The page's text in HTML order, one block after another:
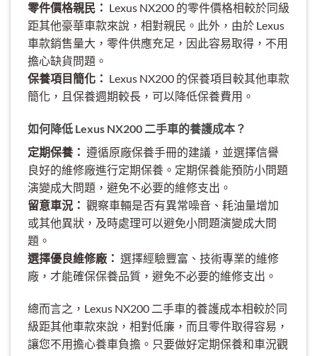
零件價格親民： Lexus NX200 的零件價格相較於同級
距其他豪華車款來說，相對親民。此外，由於 Lexus
車款銷售量大，零件供應充足，因此容易取得，不用
擔心缺貨問題。
保養項目簡化： Lexus NX200 的保養項目較其他車款
簡化，且保養週期較長，可以降低保養費用。
如何降低 Lexus NX200 二手車的養護成本？
定期保養： 遵循原廠保養手冊的建議，並選擇信譽
良好的維修廠進行定期保養。定期保養能預防小問題
演變成大問題，避免不必要的維修支出。
留意車況： 觀察車輛是否有異常噪音、耗油量增加
或其他異狀，及時處理可以避免小問題演變成大問
題。
選擇優良維修廠： 選擇經驗豐富、技術專業的維修
廠，才能確保保養品質，避免不必要的維修支出。
總而言之，Lexus NX200 二手車的養護成本相較於同
級距其他車款來說，相對低廉，而且零件取得容易，
讓您不用擔心養車負擔。只要做好定期保養和車況觀